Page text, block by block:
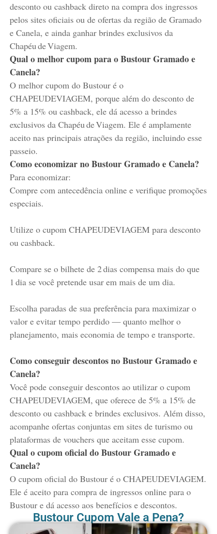
desconto ou cashback direto na compra dos ingressos
pelos sites oficiais ou de ofertas da região de Gramado
e Canela, e ainda ganhar brindes exclusivos da
Chapéu de Viagem.
Qual o melhor cupom para o Bustour Gramado e
Canela?
O melhor cupom do Bustour é o
CHAPEUDEVIAGEM, porque além do desconto de
5% a 15% ou cashback, ele dá acesso a brindes
exclusivos da Chapéu de Viagem. Ele é amplamente
aceito nas principais atrações da região, incluindo esse
passeio.
Como economizar no Bustour Gramado e Canela?
Para economizar:
Compre com antecedência online e verifique promoções
especiais.
Utilize o cupom CHAPEUDEVIAGEM para desconto
ou cashback.
Compare se o bilhete de 2 dias compensa mais do que
1 dia se você pretende usar em mais de um dia.
Escolha paradas de sua preferência para maximizar o
valor e evitar tempo perdido — quanto melhor o
planejamento, mais economia de tempo e transporte.
Como conseguir descontos no Bustour Gramado e
Canela?
Você pode conseguir descontos ao utilizar o cupom
CHAPEUDEVIAGEM, que oferece de 5% a 15% de
desconto ou cashback e brindes exclusivos. Além disso,
acompanhe ofertas conjuntas em sites de turismo ou
plataformas de vouchers que aceitam esse cupom.
Qual o cupom oficial do Bustour Gramado e
Canela?
O cupom oficial do Bustour é o CHAPEUDEVIAGEM.
Ele é aceito para compra de ingressos online para o
Bustour e dá acesso aos benefícios e descontos.
Bustour Cupom Vale a Pena?